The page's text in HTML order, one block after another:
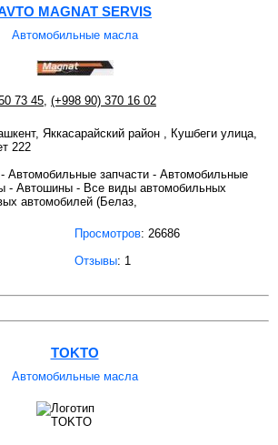
MAGNAT SERVIS
Автомобильные масла
73 45, (+998 90) 370 16 02
Яккасарайский район , Кушбеги улица,
222
Автомобильные запчасти - Автомобильные
- Автошины - Все виды автомобильных
автомобилей (Белаз,
Просмотров: 26686
Отзывы: 1
TOKTO
Автомобильные масла